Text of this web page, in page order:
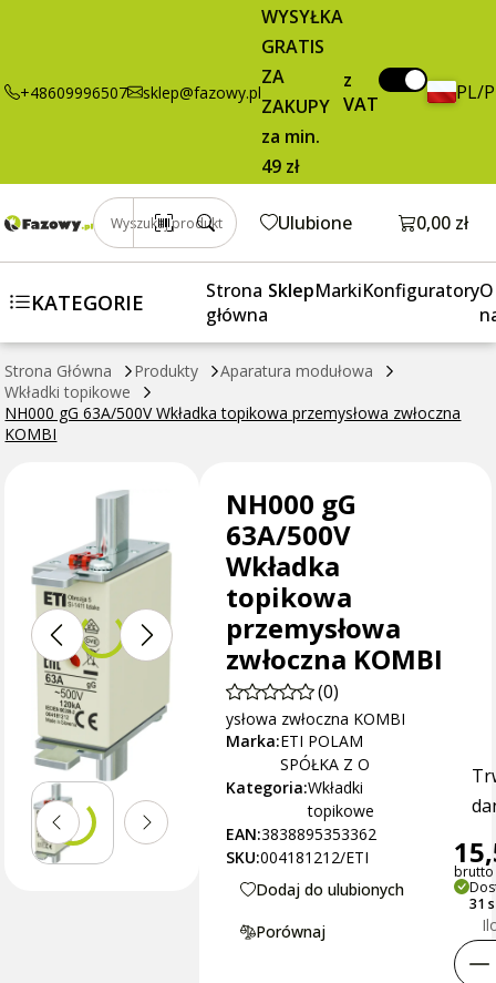
+48609996507 sklep@fazowy.pl
WYSYŁKA
GRATIS
ZA
ZAKUPY
za min.
49 zł
z
VAT
PL/
Wyszukaj produkt Ulubione Otwórz
0,00 zł
KATEGORIE
Strona
główna
SklepMarkiKonfiguratoryO
Strona Główna Produkty
Aparatura modułowa
Wkładki topikowe
NH000 gG 63A/500V Wkładka topikowa przemysłowa zwłoczna
KOMBI
NH000 gG
63A/500V
Wkładka
topikowa
przemysłowa
zwłoczna KOMBI
(0)
ysłowa zwłoczna KOMBI
Marka:ETI POLAM
SPÓŁKA Z O
Kategoria:Wkładki
topikowe
EAN:3838895353362
SKU:004181212/ETI
Dodaj do ulubionych
Porównaj
brutto
31